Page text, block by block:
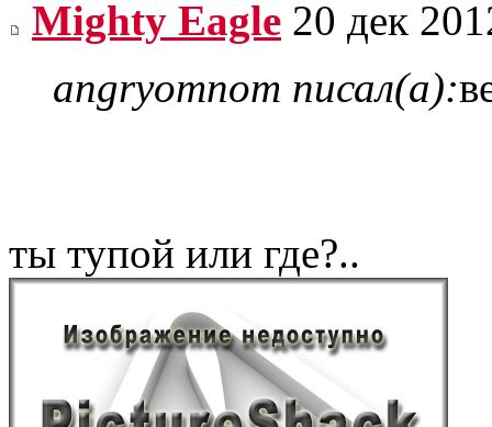
Mighty Eagle 20 дек
angryomnom писал(а):
ты тупой или где?..